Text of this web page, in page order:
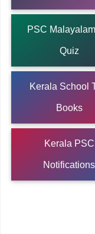
PSC
Quiz
Kerala School
Books
Kerala PSC
Notifications